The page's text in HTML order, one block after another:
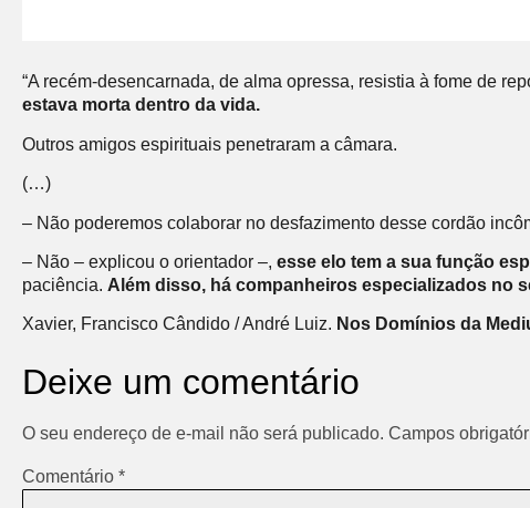
“A recém-desencarnada, de alma opressa, resistia à fome de
estava morta dentro da vida.
Outros amigos espirituais penetraram a câmara.
(…)
– Não poderemos colaborar no desfazimento desse cordão
– Não – explicou o orientador –, esse elo tem a sua função
paciência. Além disso, há companheiros especializados no
Xavier, Francisco Cândido / André Luiz. Nos Domínios da
Deixe um comentário
O seu endereço de e-mail não será publicado. Campos
Comentário *